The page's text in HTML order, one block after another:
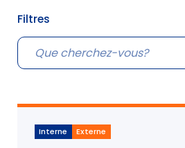
Filtres
Interne Externe